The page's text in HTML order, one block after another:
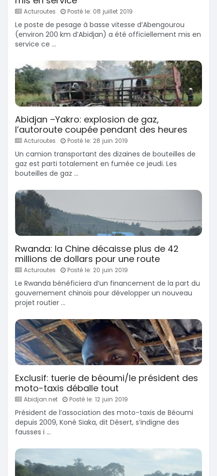
Acturoutes Posté le: 08 juillet 2019
Le poste de pesage à basse vitesse d’Abengourou
(environ 200 km d’Abidjan) a été officiellement mis en
service ce ...
Abidjan –Yakro: explosion de gaz,
l’autoroute coupée pendant des heures
Acturoutes Posté le: 28 juin 2019
Un camion transportant des dizaines de bouteilles de
gaz est parti totalement en fumée ce jeudi. Les
bouteilles de gaz ...
Rwanda: la Chine décaisse plus de 42
millions de dollars pour une route
Acturoutes Posté le: 20 juin 2019
Le Rwanda bénéficiera d’un financement de la part du
gouvernement chinois pour développer un nouveau
projet routier ...
Exclusif: tuerie de béoumi/le président des
moto-taxis déballe tout
Abidjan.net Posté le: 12 juin 2019
Président de l’association des moto-taxis de Béoumi
depuis 2009, Koné Siaka, dit Désert, s’indigne des
fausses i ...